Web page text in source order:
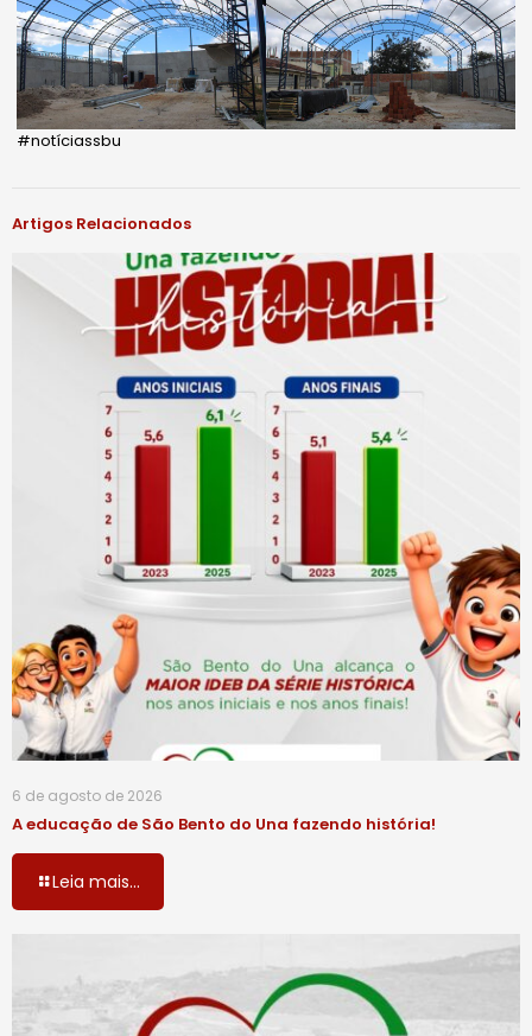
#notíciassbu
Artigos Relacionados
6 de agosto de 2026
A educação de São Bento do Una fazendo história!
Leia mais...